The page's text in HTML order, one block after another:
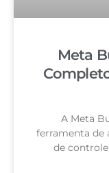
Meta
A Meta
ferramenta de
de controle